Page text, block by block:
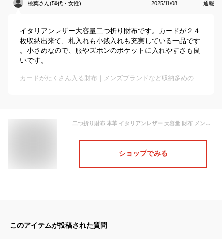
桃葉さん(50代・女性) 2025/11/08 通報
イタリアンレザー大容量二つ折り財布です。カードが２４
枚収納出来て、札入れも小銭入れも充実している一品です
。小さめなので、服やズボンのポケットに入れやすさも良
いです。
カードがたくさん入る財布｜メンズブランドなど収納多めのおすすめは？
二つ折り財布 本革 イタリアンレザー 大容量 財布 メンズ レディース 革 ボックス型 小銭入れ メンズ財布 二つ折 コンパクト カード入れ 小さい ミニ財布 お札入れ ミニウォレット 四角 スクエア 機能的 おしゃれ DomTeporna ブランド ギフト 対応 S
ショップでみる
このアイテムが投稿された質問